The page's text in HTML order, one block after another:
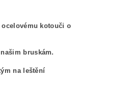
kotouči o
bruskám.
na leštění